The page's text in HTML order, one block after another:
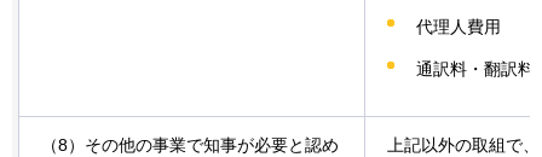
代理人費用
通訳料・翻訳料
（8）その他の事業で知事が必要と認め
上記以外の取組で